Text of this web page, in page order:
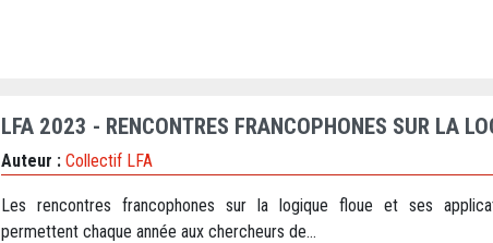
LFA 2023 - RENCONTRES FRANCOPHONES SUR LA
Auteur : Collectif LFA
Les rencontres francophones sur la logique floue et ses
permettent chaque année aux chercheurs de...